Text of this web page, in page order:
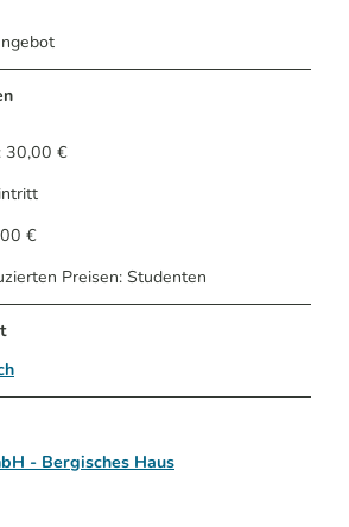
30,00 €
€
Preisen: Studenten
- Bergisches Haus